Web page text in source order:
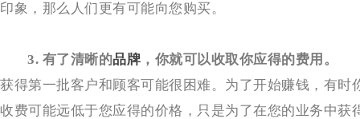
印象，那么人们更有可能向您购买。
3. 有了清晰的品牌 ，你就可以收取你应得的费用。
获得第一批客户和顾客可能很困难。为了开始赚钱，有
收费可能远低于您应得的价格，只是为了在您的业务中获